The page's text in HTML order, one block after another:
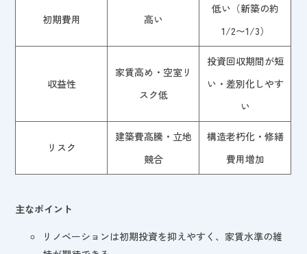
初期費用 高い
低い（新築の約
1/2〜1/3）
収益性
家賃高め・空室リ
スク低
投資回収期間が短
い・差別化しやす
い
リスク
建築費高騰・立地
競合
構造老朽化・修繕
費用増加
主なポイント
リノベーションは初期投資を抑えやすく、家賃水準の維